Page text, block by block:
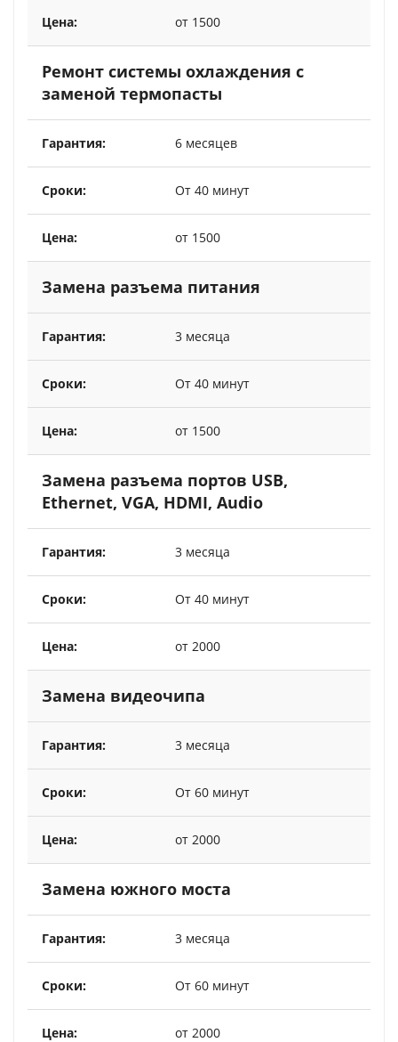
от 1500
Ремонт системы охлаждения с
заменой термопасты
6 месяцев
От 40 минут
от 1500
Замена разъема питания
3 месяца
От 40 минут
от 1500
Замена разъема портов USB,
Ethernet, VGA, HDMI, Audio
3 месяца
От 40 минут
от 2000
Замена видеочипа
3 месяца
От 60 минут
от 2000
Замена южного моста
3 месяца
От 60 минут
от 2000